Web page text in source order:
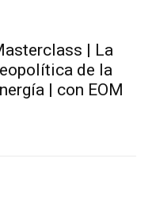
| La
de la
| con EOM